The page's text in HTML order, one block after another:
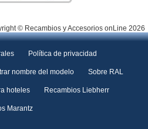
© Recambios y Accesorios onLine 2026
Política de privacidad
nombre del modelo Sobre RAL
hoteles Recambios Liebherr
Marantz